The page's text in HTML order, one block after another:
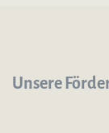
Unsere